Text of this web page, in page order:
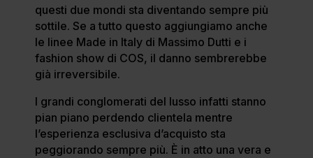
questi due mondi sta diventando sempre più
sottile. Se a tutto questo aggiungiamo anche
le linee Made in Italy di Massimo Dutti e i
fashion show di COS, il danno sembrerebbe
già irreversibile.
I grandi conglomerati del lusso infatti stanno
pian piano perdendo clientela mentre
l’esperienza esclusiva d’acquisto sta
peggiorando sempre più. È in atto una vera e